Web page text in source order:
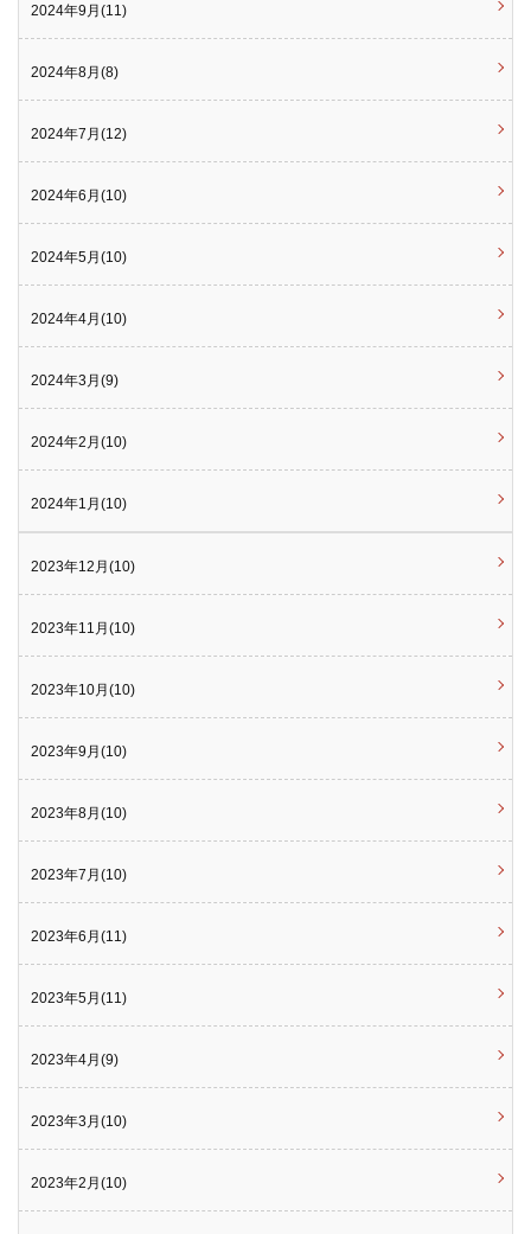
2024年9月(11)
2024年8月(8)
2024年7月(12)
2024年6月(10)
2024年5月(10)
2024年4月(10)
2024年3月(9)
2024年2月(10)
2024年1月(10)
2023年12月(10)
2023年11月(10)
2023年10月(10)
2023年9月(10)
2023年8月(10)
2023年7月(10)
2023年6月(11)
2023年5月(11)
2023年4月(9)
2023年3月(10)
2023年2月(10)